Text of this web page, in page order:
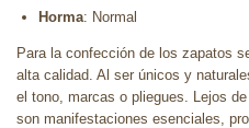
Horma: Normal
Para la confección de los zapatos
alta calidad. Al ser únicos y
el tono, marcas o pliegues. Lejos
son manifestaciones esenciales,